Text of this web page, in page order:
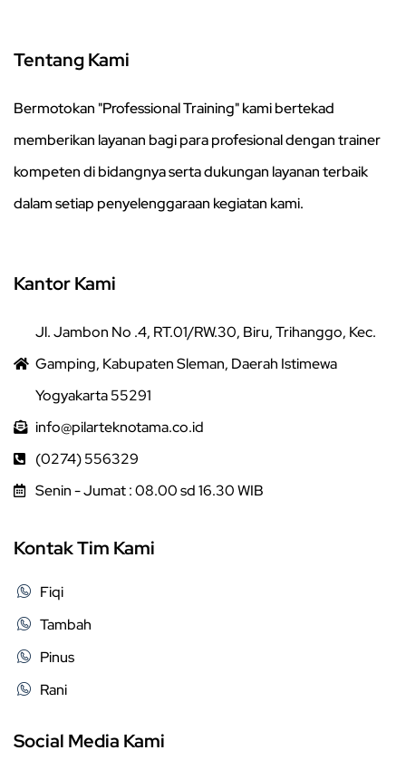
Tentang Kami
Bermotokan "Professional Training" kami bertekad
memberikan layanan bagi para profesional dengan trainer
kompeten di bidangnya serta dukungan layanan terbaik
dalam setiap penyelenggaraan kegiatan kami.
Kantor Kami
Jl. Jambon No .4, RT.01/RW.30, Biru, Trihanggo, Kec.
Gamping, Kabupaten Sleman, Daerah Istimewa
Yogyakarta 55291
info@pilarteknotama.co.id
(0274) 556329
Senin - Jumat : 08.00 sd 16.30 WIB
Kontak Tim Kami
Fiqi
Tambah
Pinus
Rani
Social Media Kami